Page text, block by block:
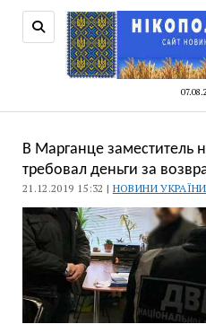
В Марганце заместитель
требовал деньги за
21.12.2019 15:32 | НОВИНИ